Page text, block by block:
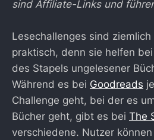
sind Affiliate-Links und
Lesechallenges sind
praktisch, denn sie helfen
des Stapels ungelesener
Während es bei Goodreads
Challenge geht, bei der es
Bücher geht, gibt es bei The
verschiedene. Nutzer